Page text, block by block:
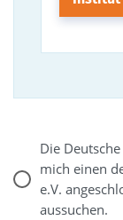
Die
mich einen
e.V.
aussuchen.